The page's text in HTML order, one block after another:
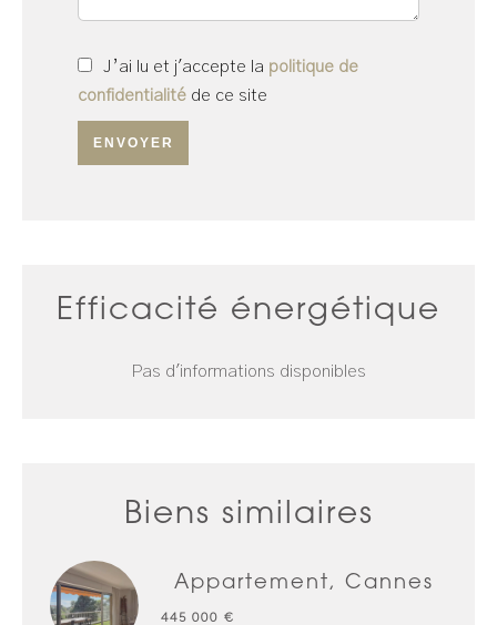
J’ai lu et j'accepte la politique de
confidentialité de ce site
ENVOYER
Efficacité énergétique
Pas d'informations disponibles
Biens similaires
Appartement, Cannes
445 000 €